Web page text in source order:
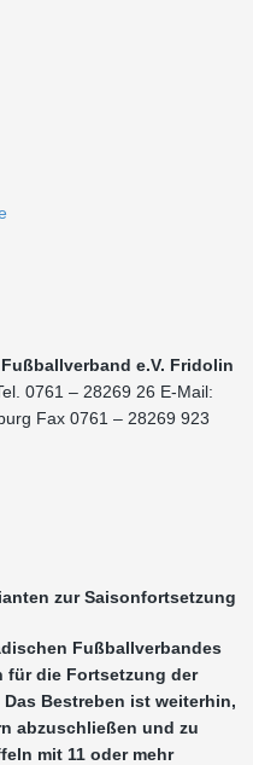
Fußballverband e.V. Fridolin
0761 – 28269 26 E-Mail:
Fax 0761 – 28269 923
zur Saisonfortsetzung
Fußballverbandes
für die Fortsetzung der
Bestreben ist weiterhin,
abzuschließen und zu
mit 11 oder mehr